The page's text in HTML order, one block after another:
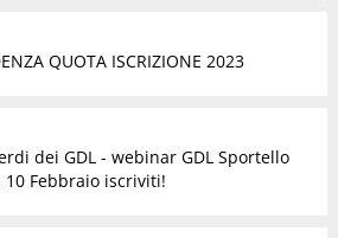
QUOTA ISCRIZIONE 2023
dei GDL - webinar GDL Sportello
10 Febbraio iscriviti!